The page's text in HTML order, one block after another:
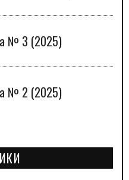
№ 3 (2025)
№ 2 (2025)